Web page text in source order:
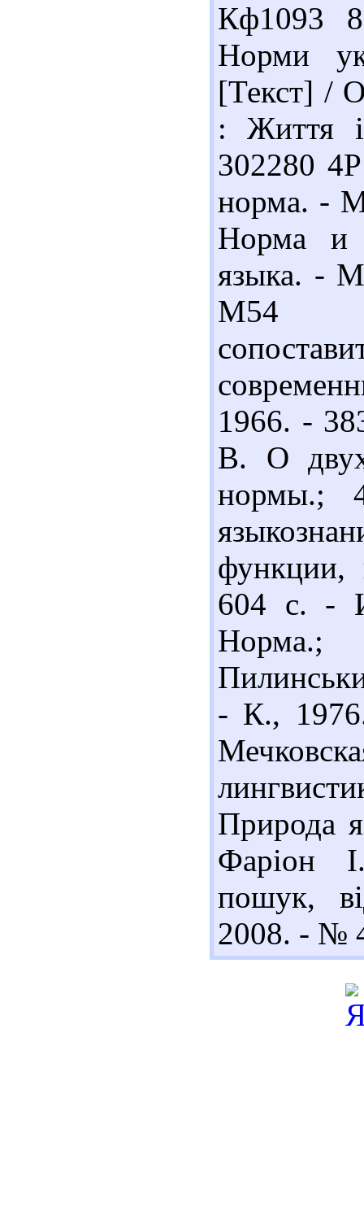
Кф1093
Норми
[Текст] /
: Життя
302280
норма. -
Норма и
языка. -
М54
1966. -
В. О двух
нормы.;
604 с. -
Норма.;
- К.,
Природа
Фаріон
пошук,
2008. - №